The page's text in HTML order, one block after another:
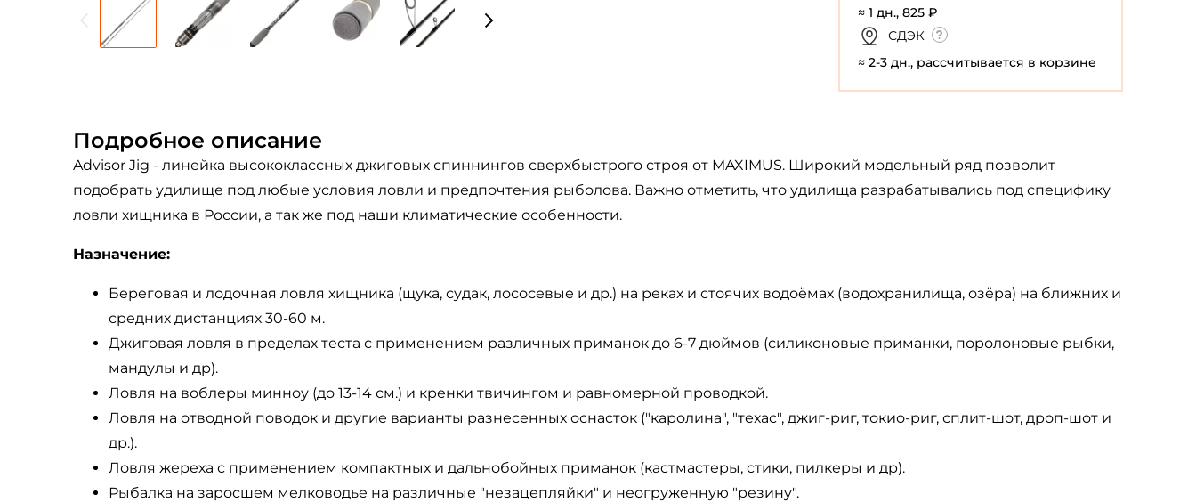
≈ 1 дн., 825 ₽
СДЭК
≈ 2-3 дн., рассчитывается в корзине
Подробное описание
Advisor Jig - линейка высококлассных джиговых спиннингов сверхбыстрого строя от MAXIMUS. Широкий модельный ряд позволит
подобрать удилище под любые условия ловли и предпочтения рыболова. Важно отметить, что удилища разрабатывались под специфику
ловли хищника в России, а так же под наши климатические особенности.
Назначение:
Береговая и лодочная ловля хищника (щука, судак, лососевые и др.) на реках и стоячих водоёмах (водохранилища, озёра) на ближних и
средних дистанциях 30-60 м.
Джиговая ловля в пределах теста с применением различных приманок до 6-7 дюймов (силиконовые приманки, поролоновые рыбки,
мандулы и др).
Ловля на воблеры минноу (до 13-14 см.) и кренки твичингом и равномерной проводкой.
Ловля на отводной поводок и другие варианты разнесенных оснасток ("каролина", "техас", джиг-риг, токио-риг, сплит-шот, дроп-шот и
др.).
Ловля жереха с применением компактных и дальнобойных приманок (кастмастеры, стики, пилкеры и др).
Рыбалка на заросшем мелководье на различные "незацепляйки" и неогруженную "резину".